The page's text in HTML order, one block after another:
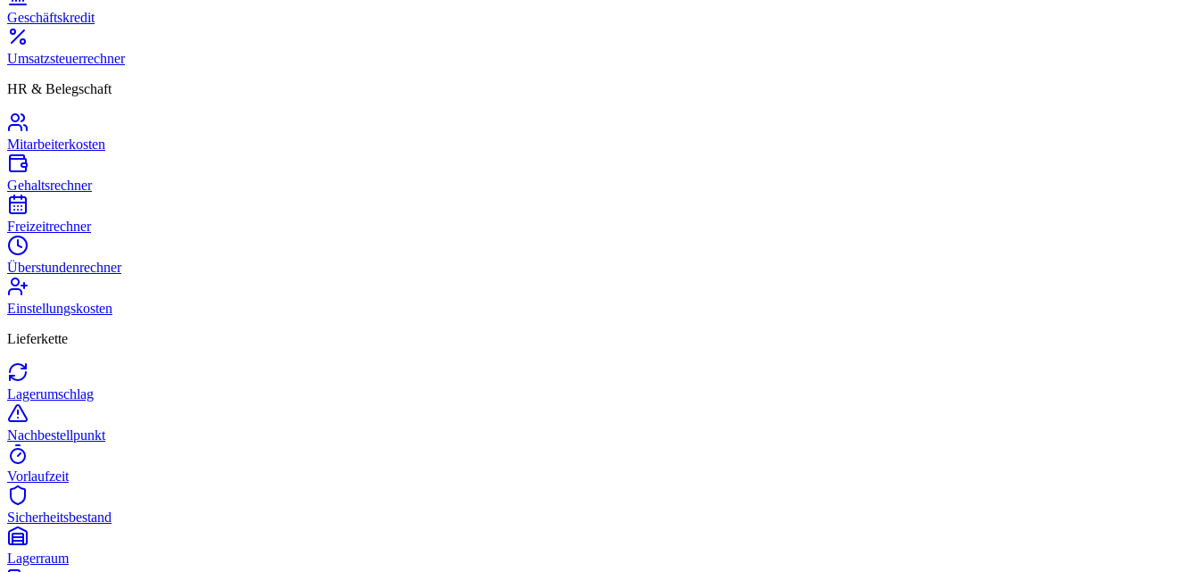
Geschäftskredit
Umsatzsteuerrechner
HR & Belegschaft
Mitarbeiterkosten
Gehaltsrechner
Freizeitrechner
Überstundenrechner
Einstellungskosten
Lieferkette
Lagerumschlag
Nachbestellpunkt
Vorlaufzeit
Sicherheitsbestand
Lagerraum